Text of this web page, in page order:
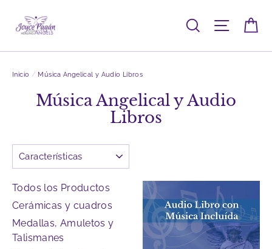
directamente
Buscar
Inicio / Música Angelical y Audio Libros
Música Angelical y Audio
Libros
Todos los Productos
Cerámicas y cuadros
Medallas, Amuletos y
Talismanes